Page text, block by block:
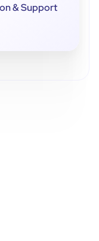
& Support